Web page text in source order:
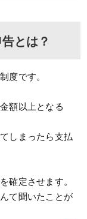
とは？
度です。
額以上となる
しまったら支払
確定させます。
て聞いたことが